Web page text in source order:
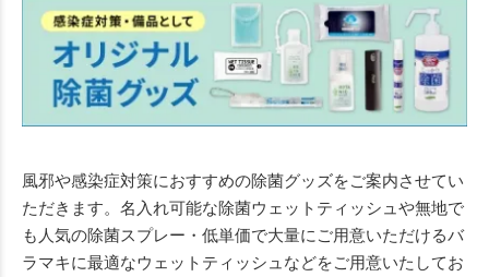
風邪や感染症対策におすすめの除菌グッズをご案内させてい
ただきます。名入れ可能な除菌ウェットティッシュや無地で
も人気の除菌スプレー・低単価で大量にご用意いただけるバ
ラマキに最適なウェットティッシュなどをご用意いたしてお